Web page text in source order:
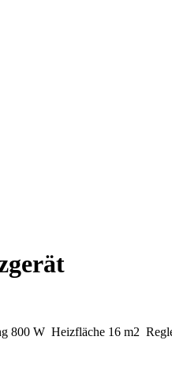
800 W Heizfläche 16 m2